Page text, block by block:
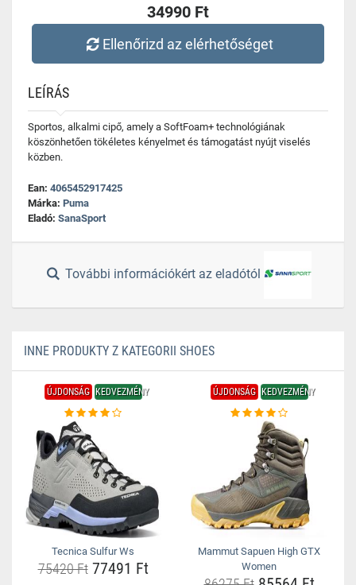
34990 Ft
Ellenőrizd az elérhetőséget
LEÍRÁS
Sportos, alkalmi cipő, amely a SoftFoam+ technológiának
köszönhetően tökéletes kényelmet és támogatást nyújt viselés
közben.
Ean: 4065452917425
Márka: Puma
Eladó: SanaSport
További információkért az eladótól
INNE PRODUKTY Z KATEGORII SHOES
ÚJDONSÁG KEDVEZMÉNY
Tecnica Sulfur Ws
75420 Ft77491 Ft
ÚJDONSÁG KEDVEZMÉNY
Mammut Sapuen High GTX
Women